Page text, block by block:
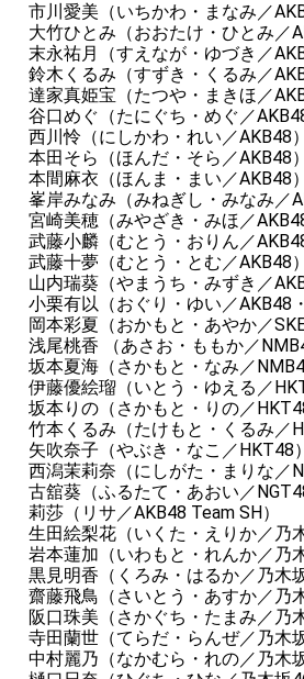
市川愛美（いちかわ・まなみ／
大竹ひとみ（おおたけ・ひとみ／
末永祐月（すえなが・ゆづき／
鈴木くるみ（すずき・くるみ／
達家真姫宝（たつや・まきほ／
谷口めぐ（たにぐち・めぐ／AKB48
西川怜（にしかわ・れい／AKB48）
本田そら（ほんだ・そら／AKB48）
本間麻衣（ほんま・まい／AKB48）
峯岸みなみ（みねぎし・みなみ／
宮崎美穂（みやざき・みほ／AKB48
武藤小麟（むとう・おりん／AKB48
武藤十夢（むとう・とむ／AKB48）
山内瑞葵（やまうち・みずき／
小栗有以（おぐり・ゆい／AKB48
岡本彩夏（おかもと・あやか／
浅尾桃香 （あさお・ももか／
坂本夏海（さかもと・なみ／
伊藤優絵瑠（いとう・ゆえる／
坂本りの（さかもと・りの／
竹本くるみ（たけもと・くるみ／
矢吹奈子（やぶき・なこ／HKT48）
西潟茉莉奈（にしがた・まりな／
古舘葵（ふるたて・あおい／
莉莎（リサ／AKB48 Team SH）
生田絵梨花（いくた・えりか／乃
岩本蓮加（いわもと・れんか／乃
黒見明香（くろみ・はるか／乃木坂
齋藤飛鳥（さいとう・あすか／乃
阪口珠美（さかぐち・たまみ／乃
寺田蘭世（てらだ・らんぜ／乃木坂
中村麗乃（なかむら・れの／乃木坂